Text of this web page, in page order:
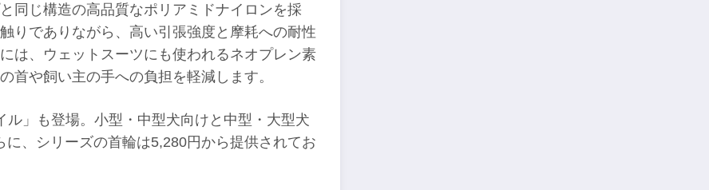
同じ構造の高品質なポリアミドナイロンを採
りでありながら、高い引張強度と摩耗への耐性
は、ウェットスーツにも使われるネオプレン素
首や飼い主の手への負担を軽減します。
」も登場。小型・中型犬向けと中型・大型犬
、シリーズの首輪は5,280円から提供されてお